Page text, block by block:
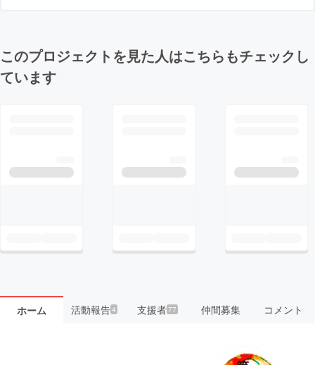
このプロジェクトを見た人はこちらもチェックし
ています
ホーム 活動報告4 支援者77 仲間募集 コメント